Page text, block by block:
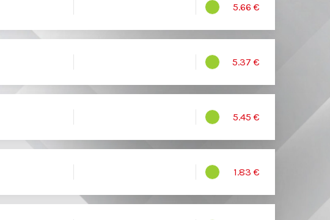
5.66 €
5.37 €
5.45 €
1.83 €